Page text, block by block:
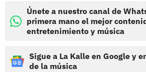
Únete a nuestro canal de
primera mano el mejor
entretenimiento y música
Sigue a La Kalle en Google y
de la música